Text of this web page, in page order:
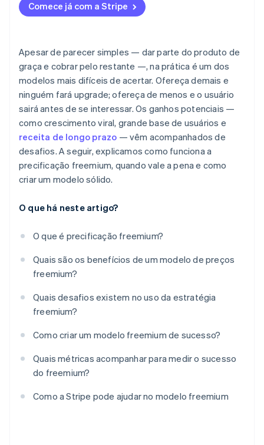
Oferece mais dados sobre os usuários
Altas taxas de churn
Acerte no onboarding
Projete para viralidade e indicação
Estruture a cobrança desde cedo
Continue evoluindo
Taxa de churn (pago e gratuito)
CAC vs. LTV
Tempo para conversão
Receita por usuário
Comece já com a Stripe
Apesar de parecer simples — dar parte do produto de
graça e cobrar pelo restante —, na prática é um dos
modelos mais difíceis de acertar. Ofereça demais e
ninguém fará upgrade; ofereça de menos e o usuário
sairá antes de se interessar. Os ganhos potenciais —
como crescimento viral, grande base de usuários e
receita de longo prazo — vêm acompanhados de
desafios. A seguir, explicamos como funciona a
precificação freemium, quando vale a pena e como
criar um modelo sólido.
O que há neste artigo?
O que é precificação freemium?
Quais são os benefícios de um modelo de preços
freemium?
Quais desafios existem no uso da estratégia
freemium?
Como criar um modelo freemium de sucesso?
Quais métricas acompanhar para medir o sucesso
do freemium?
Como a Stripe pode ajudar no modelo freemium